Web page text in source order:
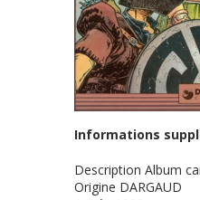
Informations
Description Album
Origine DARGAUD